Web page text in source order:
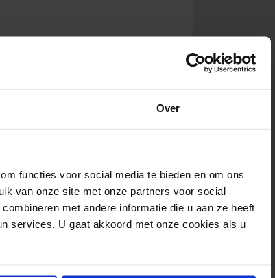
Over
functies voor social media te bieden en om ons
van onze site met onze partners voor social
met andere informatie die u aan ze heeft
services. U gaat akkoord met onze cookies als u
sleutelonderdeel van hun
de Nest wifi-smart
campagnes.
‘dingen’
internet’ kunnen sturen.